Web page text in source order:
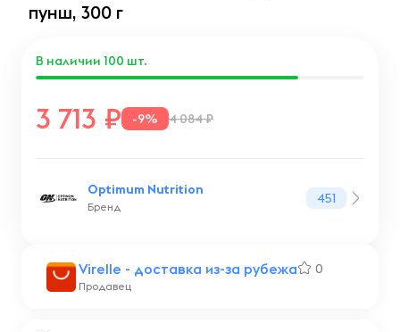
пунш, 300 г
Virelle - доставка из-за рубежа 0
Продавец
3 713 -9% 4 084 ₽
В наличии 100 шт.
Optimum Nutrition
Бренд
451